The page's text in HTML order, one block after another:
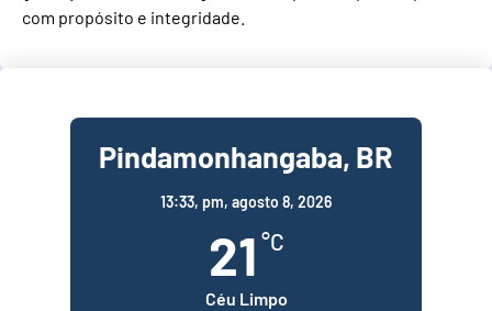
com propósito e integridade.
Pindamonhangaba, BR
13:33, pm, agosto 8, 2026
21 °C
Céu Limpo